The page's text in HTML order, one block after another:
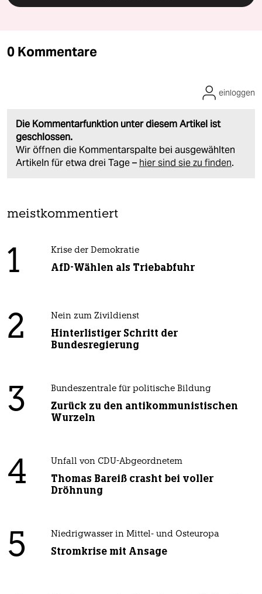
0 Kommentare
Die Kommentarfunktion unter diesem Artikel ist
geschlossen.
Wir öffnen die Kommentarspalte bei ausgewählten
Artikeln für etwa drei Tage – hier sind sie zu finden.
einloggen
meistkommentiert
1 Krise der Demokratie
AfD-Wählen als Triebabfuhr
2 Nein zum Zivildienst
Hinterlistiger Schritt der
Bundesregierung
3 Bundeszentrale für politische Bildung
Zurück zu den antikommunistischen
Wurzeln
4 Unfall von CDU-Abgeordnetem
Thomas Bareiß crasht bei voller
Dröhnung
5 Niedrigwasser in Mittel- und Osteuropa
Stromkrise mit Ansage